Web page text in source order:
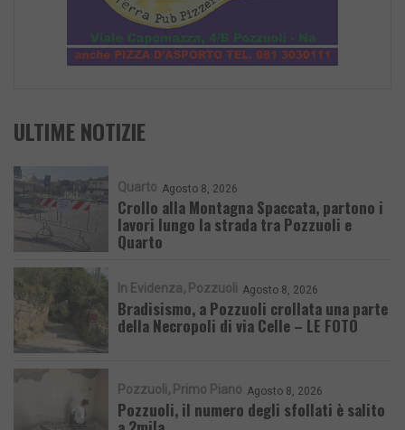
ULTIME NOTIZIE
Quarto Agosto 8, 2026
Crollo alla Montagna Spaccata, partono i
lavori lungo la strada tra Pozzuoli e
Quarto
In Evidenza Pozzuoli Agosto 8, 2026
Bradisismo, a Pozzuoli crollata una parte
della Necropoli di via Celle – LE FOTO
Pozzuoli Primo Piano Agosto 8, 2026
Pozzuoli, il numero degli sfollati è salito